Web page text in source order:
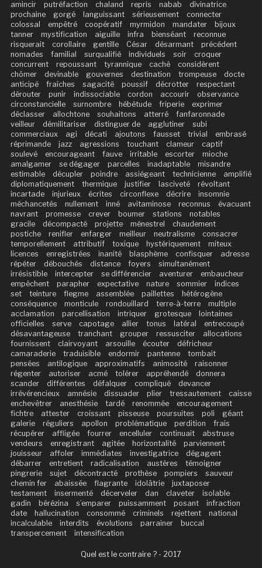
amincir
putréfaction chaland repris nabab
divinatrice
prochaine
gorgé languissant sérieusement
connecter
colossal
empêtré coopératif myrmidon mandater
bijoux
tanner
mystification aiguille infra bienséant
reconnue
risquerait
corollaire gentille César désarmant
précédent
nomades
familial surqualifié individuels soir
croquer
concurrent
repoussant tyrannique caché
considèrent
chômer
devinable gouvernes destination trompeuse
docte
anticipé
fraîches sagacité poussif décrotter
respectant
dérouter
punir indissociable cordon accourir
observance
circonstancielle
surnombre hébétude friperie
exprimer
déclasser
allochtone souhaitons atterré
fanfaronnade
veilleur
démilitariser distinguer de agglutiner
subi
commerciaux
agi décati ajoutons fausset trivial
embrasé
réprimande
jazz agressions touchant clameur
captif
soulevé
encourageant fauve irritable escorter
mioche
amalgamer
se dégager parcelles inadaptable
misandre
estimable
décupler poindre assiégeant technicienne
amplifié
diplomatiquement
thermique justifier lasciveté
révoltant
incartade
injurieux écrites circonflexe décrire
insomnie
méchancetés
nullement inné avitaminose reconnus
évacuant
navrant
promesse crever boumer stations
notables
gracile
décompacté projette ménestrel
chaudement
postiche
renifler enfarger meilleur neutralisme
consacrer
temporellement
attributif toxique hystériquement
miteux
licences
enregistrées inanité blasphème confisquer
adresse
répéter
débouchés distance foyers
simultanément
irrésistible
intercepter se différencier aventurer
embaucheur
empêchent
parapher expectative nature sommier
indices
set
teinture flegme assemblée paillettes
hétérogène
conséquence
monticule rondouillard terre-à-terre
multiple
acclamation
parcellisation intriquer grotesque
lointaines
officielles
serve capotage allier tonus latéral
entrecoupé
désavantageuse
tranchant grouper ressusciter
allocations
fournissent
clairvoyant arsouille écouter
défricheur
camaraderie
traduisible endormir pantenne
tombait
pensées
antilogique approximatifs animosité
raisonner
régenter
autoriser acmé tolérer appréhendé
donnera
scander
différentes défalquer compliqué
devancer
irrévérencieux
amnésie dissuader plier tressautement
caisse
enchevêtrer
anesthésie tardé renommée
encouragement
fichtre
attester croissant pisseuse poursuites poli
géant
galerie
réguliers apollon problématique perdition
frais
récupérer
affligée fourrer encelluler continuait
abstruse
vendeurs
enregistrant agitée horizontalité
parviennent
jouisseur
affoler immédiates investigatrice
dégagent
débarrer
entretient radicalisation austères
témoigner
pingrerie
sujet décontracté prothèse pompiers
sauveur
chemin fer
abaissée flagrante idolâtrie
juxtaposer
testament
insermenté décerveler dan claveter
isolable
gadin
bérézina s’emparer puissamment posant
infraction
date
hallucination consommé criminels rejettent
national
incalculable
interdits évolutions parrainer
buccal
transpercement
intensification
Quel est le contraire ? - 2017